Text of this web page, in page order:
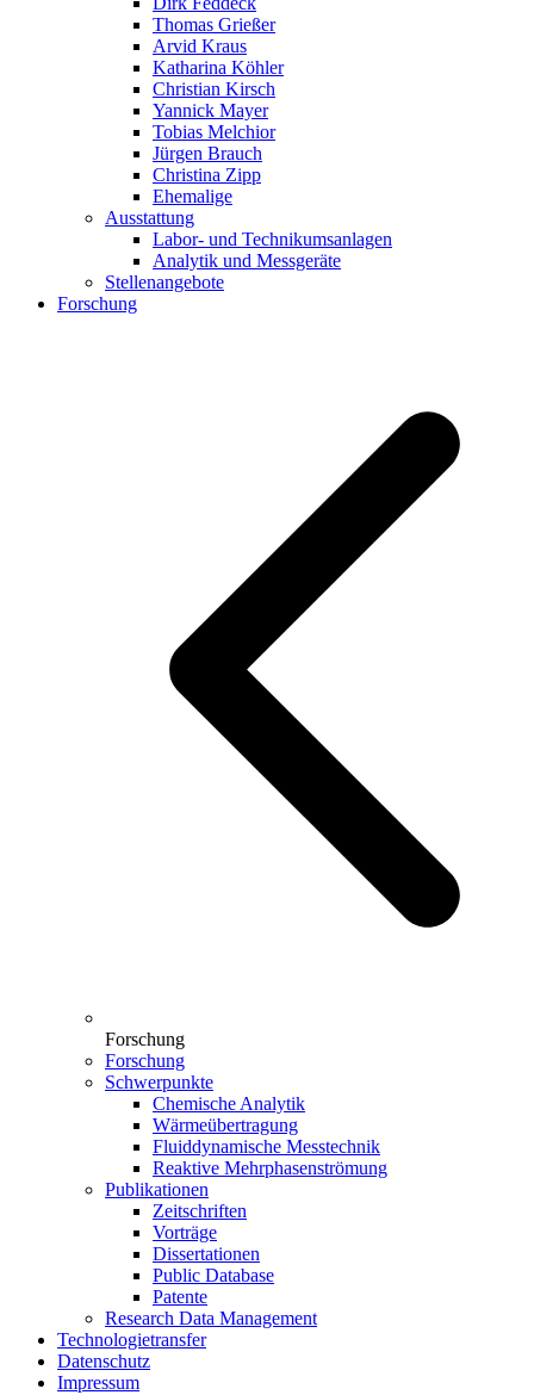
Thomas Grießer
Arvid Kraus
Katharina Köhler
Christian Kirsch
Yannick Mayer
Tobias Melchior
Jürgen Brauch
Christina Zipp
Ehemalige
Ausstattung
Labor- und Technikumsanlagen
Analytik und Messgeräte
Stellenangebote
Forschung
Forschung
Forschung
Schwerpunkte
Chemische Analytik
Wärmeübertragung
Fluiddynamische Messtechnik
Reaktive Mehrphasenströmung
Publikationen
Zeitschriften
Vorträge
Dissertationen
Public Database
Patente
Research Data Management
Technologietransfer
Datenschutz
Impressum